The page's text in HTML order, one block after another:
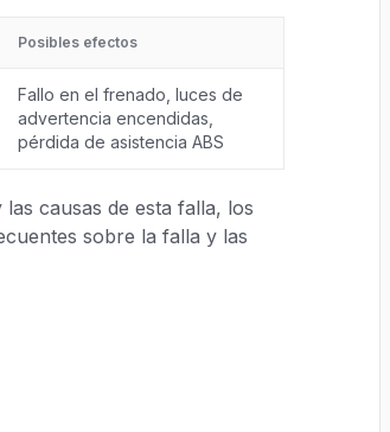
Posibles efectos
Fallo en el frenado, luces de
advertencia encendidas,
pérdida de asistencia ABS
causas de esta falla, los
sobre la falla y las